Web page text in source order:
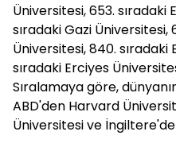
Üniversitesi, 653. sıradaki
sıradaki Gazi Üniversitesi,
Üniversitesi, 840.
sıradaki Erciyes
Sıralamaya göre,
ABD'den Harvard
Üniversitesi ve